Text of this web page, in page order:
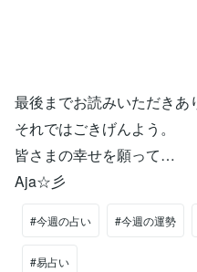
最後までお読みいただきあ
それではごきげんよう。
皆さまの幸せを願って…
Aja☆彡
#今週の占い #今週の運勢
#易占い